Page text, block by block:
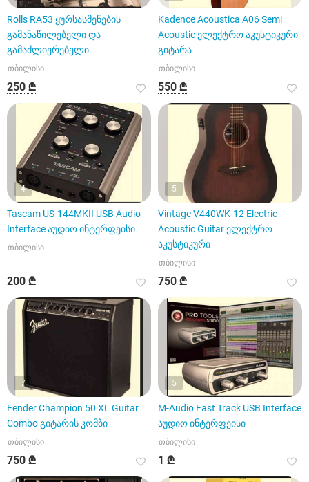
Rolls RA53 ყურსასმენების
გამანაწილებელი და
გამაძლიერებელი
თბილისი
250 ₾
Kadence Acoustica A06 Semi
Acoustic ელექტრო აკუსტიკური
გიტარა
თბილისი
550 ₾
4
Tascam US-144MKII USB Audio
Interface აუდიო ინტერფეისი
თბილისი
200 ₾
5
Vintage V440WK-12 Electric
Acoustic Guitar ელექტრო
აკუსტიკური
თბილისი
750 ₾
7
Fender Champion 50 XL Guitar
Combo გიტარის კომბი
თბილისი
750 ₾
5
M-Audio Fast Track USB Interface
აუდიო ინტერფეისი
თბილისი
1 ₾